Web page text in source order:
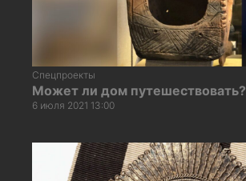
Спецпроекты
Может ли дом путешествовать?
6 июля 2021 13:00